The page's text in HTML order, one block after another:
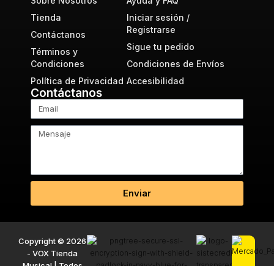
Tienda
Contáctanos
Términos y
Condiciones
Política de Privacidad
Iniciar sesión /
Registrarse
Sigue tu pedido
Condiciones de Envíos
Accesibilidad
Contáctanos
Enviar
Copyright © 2026
- VOX Tienda